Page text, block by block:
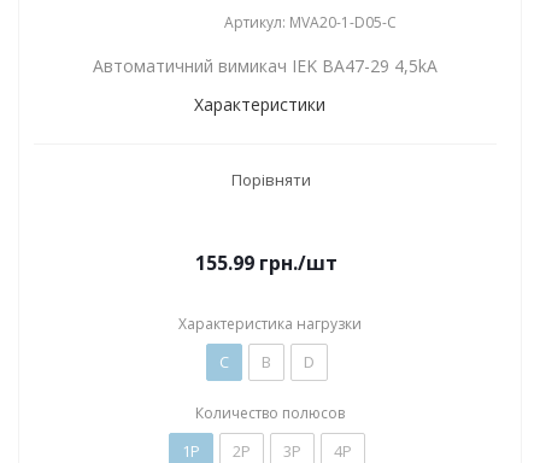
Артикул: MVA20-1-D05-C
Автоматичний вимикач IEK ВА47-29 4,5kA
Характеристики
Порівняти
155.99грн./шт
Характеристика нагрузки
C B D
Количество полюсов
1P 2P 3P 4P